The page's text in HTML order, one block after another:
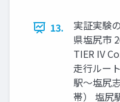
13.
実証実験
県塩尻市
TIER IV
走行ルー
駅～塩尻
帯） 塩尻